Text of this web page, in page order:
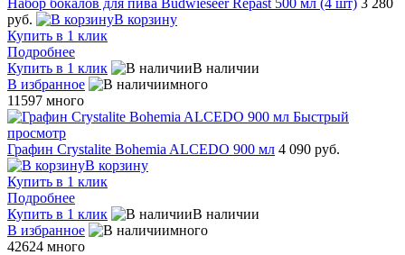
Набор бокалов для пива Budwieseer Repast 500 мл (4 шт) 3 280
руб.
В корзину
Купить в 1 клик
Подробнее
Купить в 1 клик
В наличии
В избранное
много
11597 много
Быстрый
просмотр
Графин Crystalite Bohemia ALCEDO 900 мл 4 090 руб.
В корзину
Купить в 1 клик
Подробнее
Купить в 1 клик
В наличии
В избранное
много
42624 много